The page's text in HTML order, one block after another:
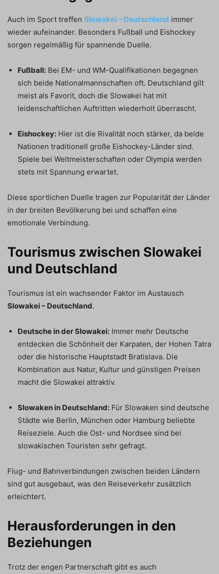
Auch im Sport treffen Slowakei – Deutschland immer
wieder aufeinander. Besonders Fußball und Eishockey
sorgen regelmäßig für spannende Duelle.
Fußball: Bei EM- und WM-Qualifikationen begegnen
sich beide Nationalmannschaften oft. Deutschland gilt
meist als Favorit, doch die Slowakei hat mit
leidenschaftlichen Auftritten wiederholt überrascht.
Eishockey: Hier ist die Rivalität noch stärker, da beide
Nationen traditionell große Eishockey-Länder sind.
Spiele bei Weltmeisterschaften oder Olympia werden
stets mit Spannung erwartet.
Diese sportlichen Duelle tragen zur Popularität der Länder
in der breiten Bevölkerung bei und schaffen eine
emotionale Verbindung.
Tourismus zwischen Slowakei
und Deutschland
Tourismus ist ein wachsender Faktor im Austausch
Slowakei – Deutschland.
Deutsche in der Slowakei: Immer mehr Deutsche
entdecken die Schönheit der Karpaten, der Hohen Tatra
oder die historische Hauptstadt Bratislava. Die
Kombination aus Natur, Kultur und günstigen Preisen
macht die Slowakei attraktiv.
Slowaken in Deutschland: Für Slowaken sind deutsche
Städte wie Berlin, München oder Hamburg beliebte
Reiseziele. Auch die Ost- und Nordsee sind bei
slowakischen Touristen sehr gefragt.
Flug- und Bahnverbindungen zwischen beiden Ländern
sind gut ausgebaut, was den Reiseverkehr zusätzlich
erleichtert.
Herausforderungen in den
Beziehungen
Trotz der engen Partnerschaft gibt es auch